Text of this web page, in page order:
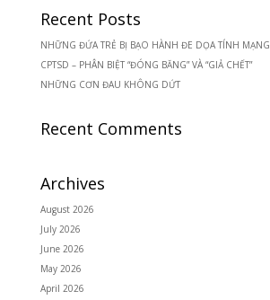
Recent Posts
NHỮNG ĐỨA TRẺ BỊ BẠO HÀNH ĐE DỌA TÍNH MẠNG
CPTSD – PHÂN BIỆT “ĐÓNG BĂNG” VÀ “GIẢ CHẾT”
NHỮNG CƠN ĐAU KHÔNG DỨT
Recent Comments
Archives
August 2026
July 2026
June 2026
May 2026
April 2026